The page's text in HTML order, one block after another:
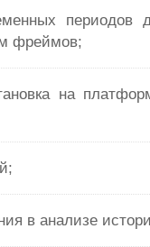
периодов
фреймов;
на
в анализе